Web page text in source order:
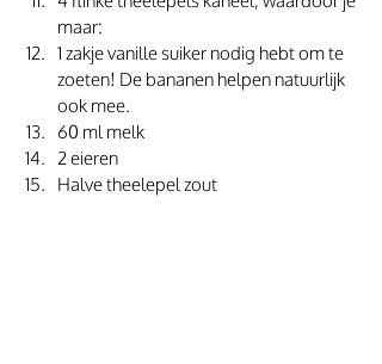
maar:
1 zakje vanille suiker nodig hebt om te
zoeten! De bananen helpen natuurlijk
ook mee.
60 ml melk
2 eieren
Halve theelepel zout